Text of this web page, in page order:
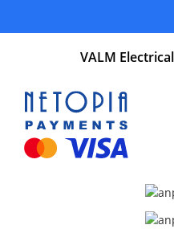
VALM